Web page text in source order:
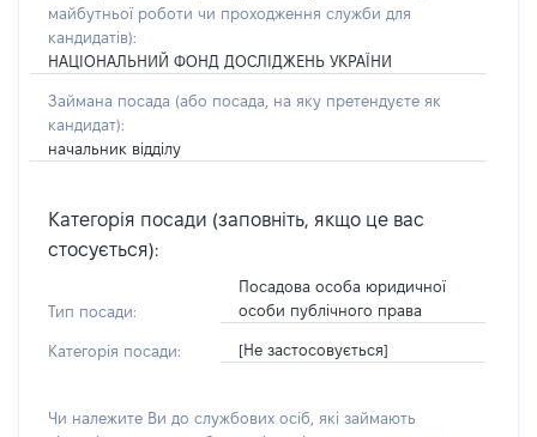
майбутньої роботи чи проходження служби для
кандидатів):
НАЦІОНАЛЬНИЙ ФОНД ДОСЛІДЖЕНЬ УКРАЇНИ
Займана посада (або посада, на яку претендуєте як
кандидат):
начальник відділу
Категорія посади (заповніть, якщо це вас
стосується):
Тип посади:
Посадова особа юридичної
особи публічного права
Категорія посади: [Не застосовується]
Чи належите Ви до службових осіб, які займають